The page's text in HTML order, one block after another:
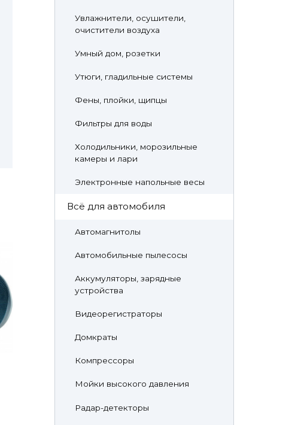
Увлажнители, осушители,
очистители воздуха
Умный дом, розетки
Утюги, гладильные системы
Фены, плойки, щипцы
Фильтры для воды
Холодильники, морозильные
камеры и лари
Электронные напольные весы
Всё для автомобиля
Автомагнитолы
Автомобильные пылесосы
Аккумуляторы, зарядные
устройства
Видеорегистраторы
Домкраты
Компрессоры
Мойки высокого давления
Радар-детекторы